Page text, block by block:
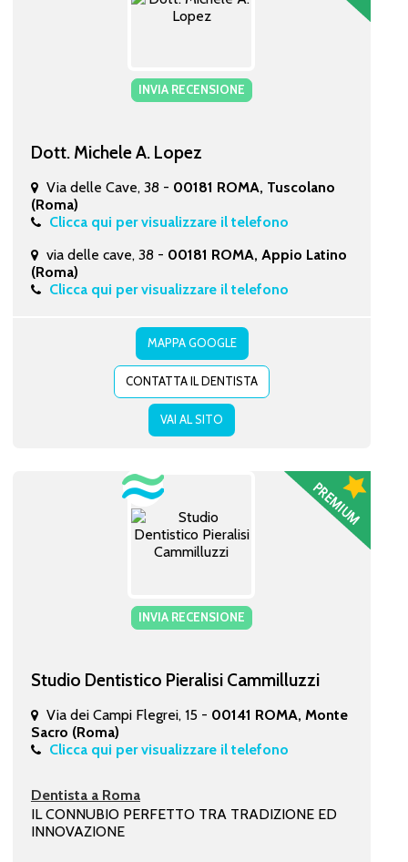
INVIA RECENSIONE
Dott. Michele A. Lopez
Via delle Cave, 38 - 00181 ROMA, Tuscolano
(Roma)
Clicca qui per visualizzare il telefono
via delle cave, 38 - 00181 ROMA, Appio Latino
(Roma)
Clicca qui per visualizzare il telefono
MAPPA GOOGLE
CONTATTA IL DENTISTA
VAI AL SITO
INVIA RECENSIONE
Studio Dentistico Pieralisi Cammilluzzi
Via dei Campi Flegrei, 15 - 00141 ROMA, Monte
Sacro (Roma)
Clicca qui per visualizzare il telefono
Dentista a Roma
IL CONNUBIO PERFETTO TRA TRADIZIONE ED
INNOVAZIONE